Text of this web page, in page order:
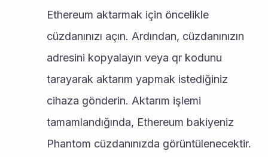
Ethereum aktarmak için öncelikle
cüzdanınızı açın. Ardından, cüzdanınızın
adresini kopyalayın veya qr kodunu
tarayarak aktarım yapmak istediğiniz
cihaza gönderin. Aktarım işlemi
tamamlandığında, Ethereum bakiyeniz
Phantom cüzdanınızda görüntülenecektir.